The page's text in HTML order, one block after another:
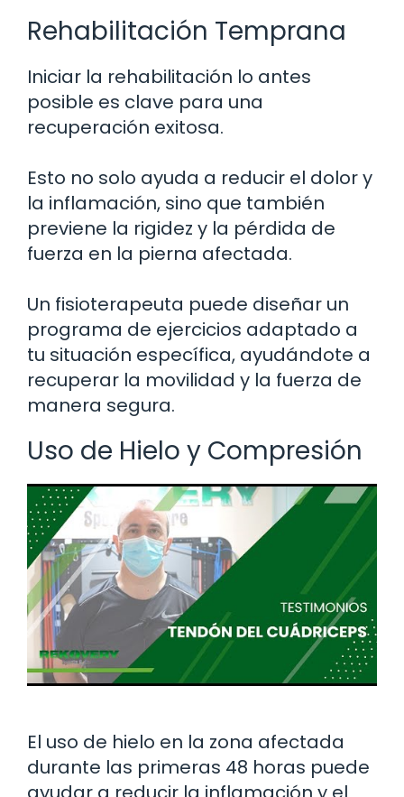
Rehabilitación Temprana
Iniciar la rehabilitación lo antes
posible es clave para una
recuperación exitosa.
Esto no solo ayuda a reducir el dolor y
la inflamación, sino que también
previene la rigidez y la pérdida de
fuerza en la pierna afectada.
Un fisioterapeuta puede diseñar un
programa de ejercicios adaptado a
tu situación específica, ayudándote a
recuperar la movilidad y la fuerza de
manera segura.
Uso de Hielo y Compresión
El uso de hielo en la zona afectada
durante las primeras 48 horas puede